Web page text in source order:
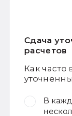
Сдача
расчетов
Как часто
В